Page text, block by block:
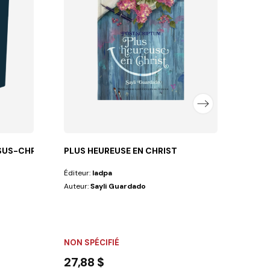
CHRIST PLUS HEUREUSE EN CHRIST
Éditeur: Iadpa
Auteur:Sayli Guardado
NON SPÉCIFIÉ
27,88 $